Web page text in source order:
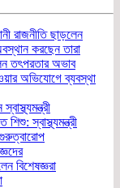
রাজনীতি ছাড়লেন
করছেন তারা
তৎপরতার অভাব
অভিযোগে ব্যবস্থা
স্বাস্থ্যমন্ত্রী
বিশেষজ্ঞরা